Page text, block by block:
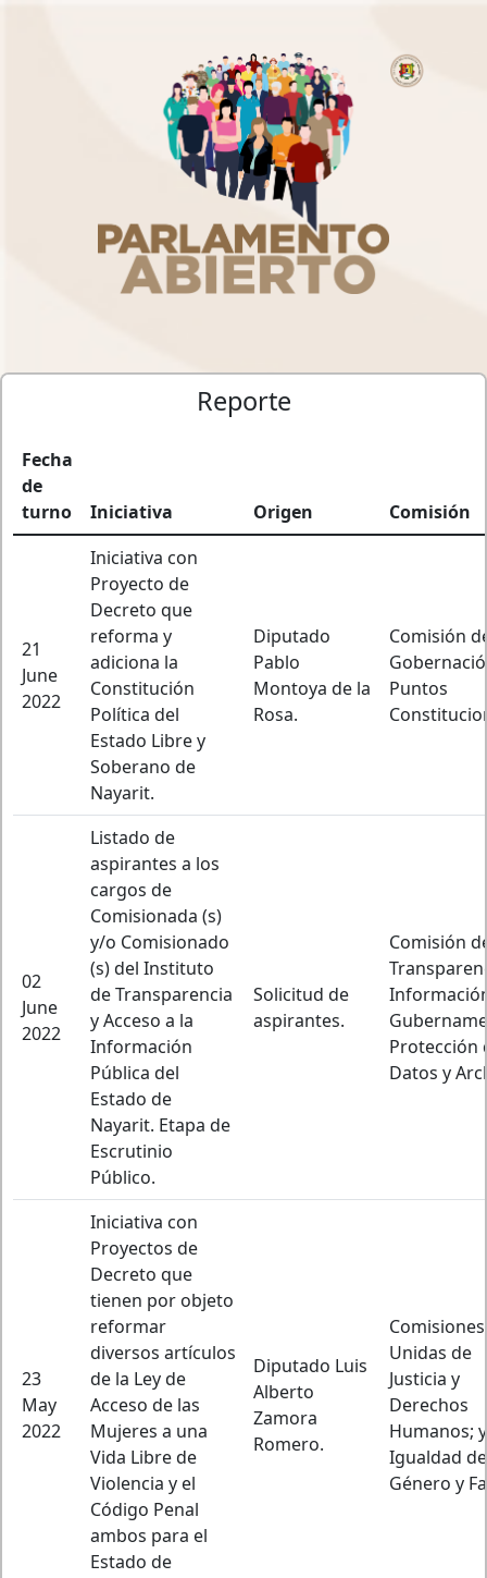
Reporte
Fecha
de
turno
Iniciativa Origen Comisión
21
June
2022
Iniciativa con
Proyecto de
Decreto que
reforma y
adiciona la
Constitución
Política del
Estado Libre y
Soberano de
Nayarit.
Diputado
Pablo
Montoya de la
Rosa.
Comisión
Puntos
02
June
2022
Listado de
aspirantes a los
cargos de
Comisionada (s)
y/o Comisionado
(s) del Instituto
de Transparencia
y Acceso a la
Información
Pública del
Estado de
Nayarit. Etapa de
Escrutinio
Público.
Solicitud de
aspirantes.
Comisión
Protección
Datos y
23
May
2022
Iniciativa con
Proyectos de
Decreto que
tienen por objeto
reformar
diversos artículos
de la Ley de
Acceso de las
Mujeres a una
Vida Libre de
Violencia y el
Código Penal
ambos para el
Estado de
Diputado Luis
Alberto
Zamora
Romero.
Comisiones
Unidas de
Justicia y
Derechos
Humanos;
Igualdad de
Género y